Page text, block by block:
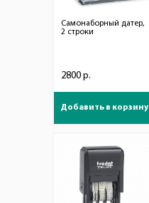
Самонаборный датер,
2 строки
2800 р.
Добавить в корзину